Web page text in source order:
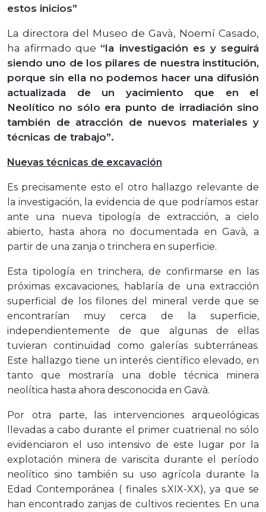
estos inicios”
La directora del Museo de Gavà, Noemí Casado,
ha afirmado que “la investigación es y seguirá
siendo uno de los pilares de nuestra institución,
porque sin ella no podemos hacer una difusión
actualizada de un yacimiento que en el
Neolítico no sólo era punto de irradiación sino
también de atracción de nuevos materiales y
técnicas de trabajo”.
Nuevas técnicas de excavación
Es precisamente esto el otro hallazgo relevante de
la investigación, la evidencia de que podríamos estar
ante una nueva tipología de extracción, a cielo
abierto, hasta ahora no documentada en Gavà, a
partir de una zanja o trinchera en superficie.
Esta tipología en trinchera, de confirmarse en las
próximas excavaciones, hablaría de una extracción
superficial de los filones del mineral verde que se
encontrarían muy cerca de la superficie,
independientemente de que algunas de ellas
tuvieran continuidad como galerías subterráneas.
Este hallazgo tiene un interés científico elevado, en
tanto que mostraría una doble técnica minera
neolítica hasta ahora desconocida en Gavà.
Por otra parte, las intervenciones arqueológicas
llevadas a cabo durante el primer cuatrienal no sólo
evidenciaron el uso intensivo de este lugar por la
explotación minera de variscita durante el período
neolítico sino también su uso agrícola durante la
Edad Contemporánea ( finales s.XIX-XX), ya que se
han encontrado zanjas de cultivos recientes. En una